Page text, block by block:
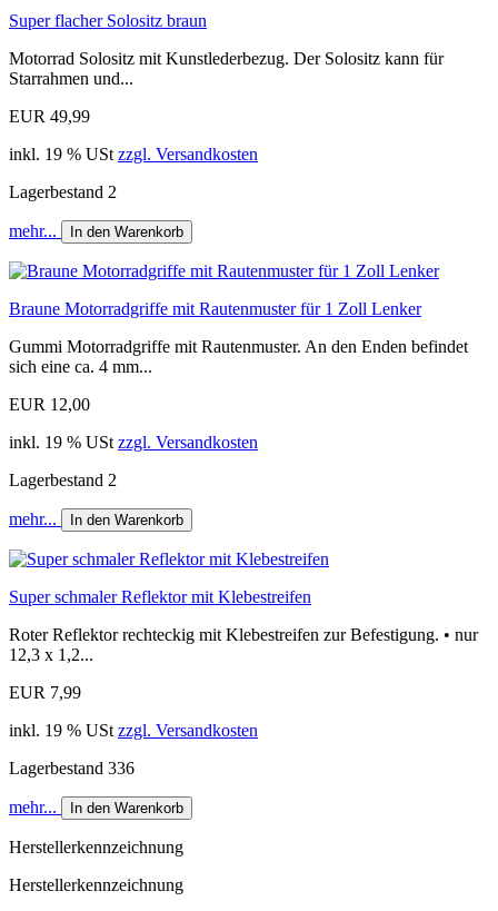
Super flacher Solositz braun
Motorrad Solositz mit Kunstlederbezug. Der Solositz kann für
Starrahmen und...
EUR 49,99
inkl. 19 % USt zzgl. Versandkosten
Lagerbestand 2
mehr... In den Warenkorb
Braune Motorradgriffe mit Rautenmuster für 1 Zoll Lenker
Gummi Motorradgriffe mit Rautenmuster. An den Enden befindet
sich eine ca. 4 mm...
EUR 12,00
inkl. 19 % USt zzgl. Versandkosten
Lagerbestand 2
mehr... In den Warenkorb
Super schmaler Reflektor mit Klebestreifen
Roter Reflektor rechteckig mit Klebestreifen zur Befestigung. • nur
12,3 x 1,2...
EUR 7,99
inkl. 19 % USt zzgl. Versandkosten
Lagerbestand 336
mehr... In den Warenkorb
Herstellerkennzeichnung
Herstellerkennzeichnung